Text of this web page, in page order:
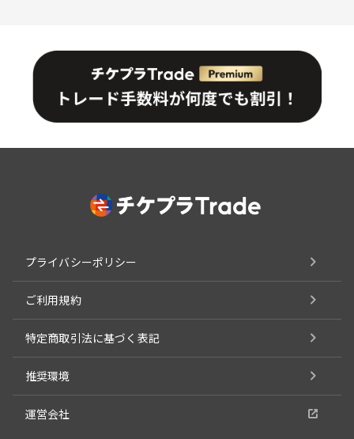
プライバシーポリシー
ご利用規約
特定商取引法に基づく表記
推奨環境
運営会社